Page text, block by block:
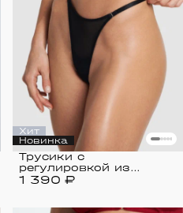
Хит
Новинка
1 390 ₽
Трусики с
регулировкой из
мягкой сетки черные /